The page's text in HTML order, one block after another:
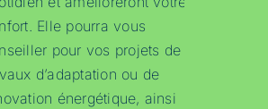
Elle pourra vous
pour vos projets de
d’adaptation ou de
énergétique, ainsi